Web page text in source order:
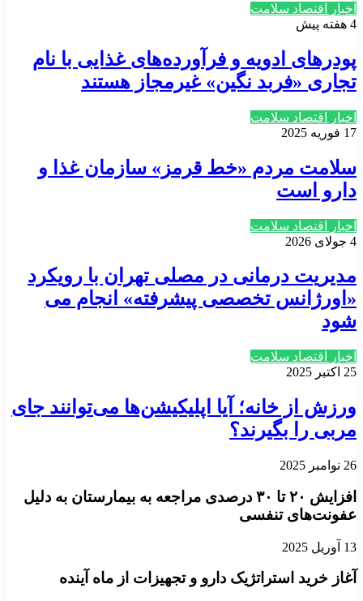
اخبار اقتصاد سلامت
4 هفته پیش
پودرهای ادویه و فرآورده‌های غذایی با نام
تجاری «فربد نگین» غیرمجاز هستند
اخبار اقتصاد سلامت
17 فوریه 2025
سلامت مردم «خط قرمز» سازمان غذا و
دارو است
اخبار اقتصاد سلامت
4 جولای 2026
مدیریت درمانی در مصلی تهران با رویکرد
«اورژانس تخصصی پیشرفته» انجام می
شود
اخبار اقتصاد سلامت
25 اکتبر 2025
ورزش از خانه؛ آیا اپلیکیشن‌ها می‌توانند جای
مربی را بگیرند؟
26 نوامبر 2025
افزایش ۲۰ تا ۳۰ درصدی مراجعه به بیمارستان به دلیل
عفونت‌های تنفسی
13 آوریل 2025
آغاز خرید استراتژیک دارو و تجهیزات از ماه آینده